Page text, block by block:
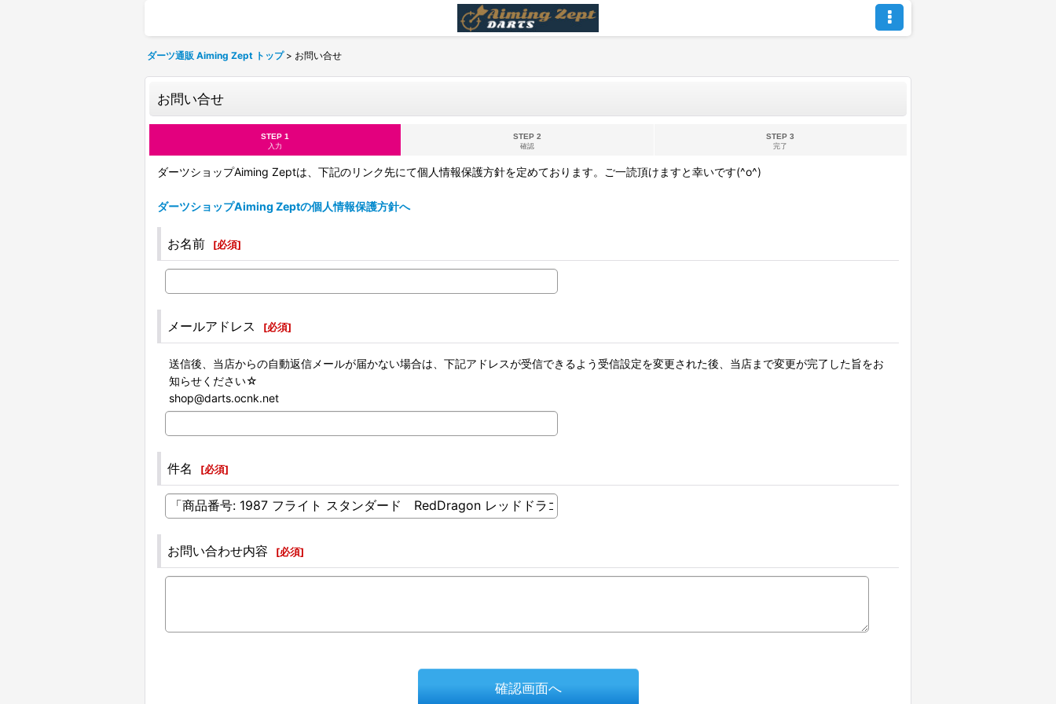
ダーツ通販 Aiming Zept トップ > お問い合せ
お問い合せ
STEP 1
入力
STEP 2
確認
STEP 3
完了
ダーツショップAiming Zeptは、下記のリンク先にて個人情報保護方針を定めております。ご一読頂けますと幸いです(^o^)
ダーツショップAiming Zeptの個人情報保護方針へ
お名前 [必須]
メールアドレス [必須]
送信後、当店からの自動返信メールが届かない場合は、下記アドレスが受信できるよう受信設定を変更された後、当店まで変更が完了した旨をお
知らせください☆
shop@darts.ocnk.net
件名 [必須]
お問い合わせ内容 [必須]
確認画面へ